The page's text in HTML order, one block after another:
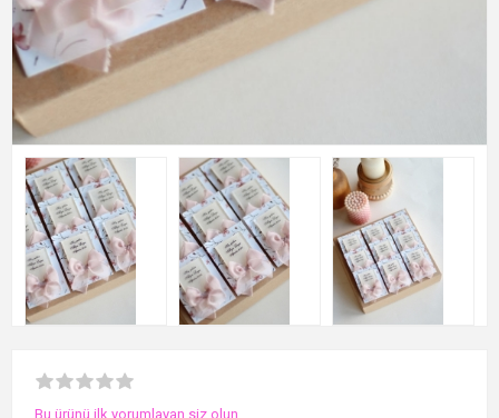
Bu ürünü ilk yorumlayan siz olun